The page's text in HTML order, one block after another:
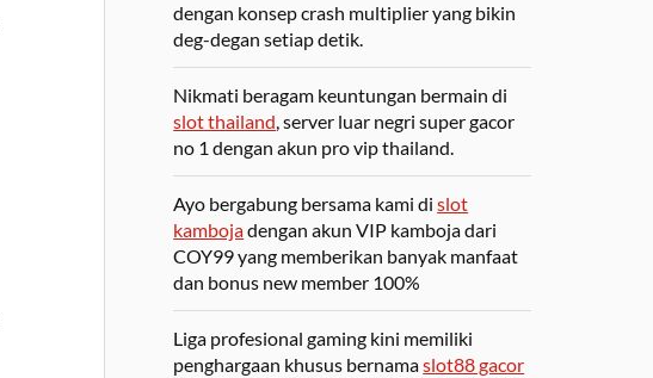
dengan konsep crash multiplier yang bikin
deg-degan setiap detik.
Nikmati beragam keuntungan bermain di
slot thailand, server luar negri super gacor
no 1 dengan akun pro vip thailand.
Ayo bergabung bersama kami dislot
kambojadengan akun VIP kamboja dari
COY99 yang memberikan banyak manfaat
dan bonus new member 100%
Liga profesional gaming kini memiliki
penghargaan khusus bernamaslot88 gacor